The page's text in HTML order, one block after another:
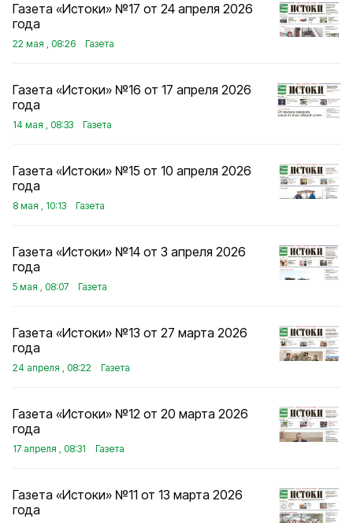
Газета «Истоки» №17 от 24 апреля 2026
года
22 мая , 08:26 Газета
Газета «Истоки» №16 от 17 апреля 2026
года
14 мая , 08:33 Газета
Газета «Истоки» №15 от 10 апреля 2026
года
8 мая , 10:13 Газета
Газета «Истоки» №14 от 3 апреля 2026
года
5 мая , 08:07 Газета
Газета «Истоки» №13 от 27 марта 2026
года
24 апреля , 08:22 Газета
Газета «Истоки» №12 от 20 марта 2026
года
17 апреля , 08:31 Газета
Газета «Истоки» №11 от 13 марта 2026
года